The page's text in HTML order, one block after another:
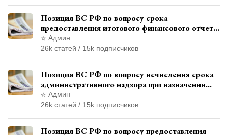
Позиция ВС РФ по вопросу срока
предоставления итогового финансового отчета
кандидатом в соответствии с
законодательством о выборах
Админ
26k статей / 15k подписчиков
Позиция ВС РФ по вопросу исчисления срока
административного надзора при назначении
дополнительного наказания, отличного от
ограничения свободы
Админ
26k статей / 15k подписчиков
Позиция ВС РФ по вопросу предоставления